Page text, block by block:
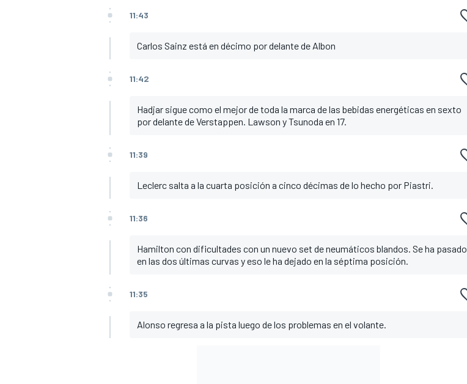
11:43
Carlos Sainz está en décimo por delante de Albon
11:42
Hadjar sigue como el mejor de toda la marca de las bebidas energéticas en sexto
por delante de Verstappen. Lawson y Tsunoda en 17.
11:39
Leclerc salta a la cuarta posición a cinco décimas de lo hecho por Piastri.
11:36
Hamilton con dificultades con un nuevo set de neumáticos blandos. Se ha pasado
en las dos últimas curvas y eso le ha dejado en la séptima posición.
11:35
Alonso regresa a la pista luego de los problemas en el volante.